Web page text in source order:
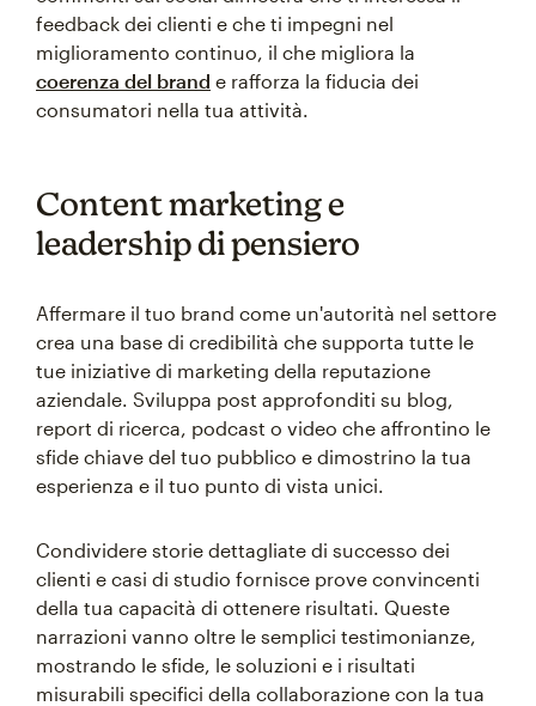
feedback dei clienti e che ti impegni nel
miglioramento continuo, il che migliora la
coerenza del brand e rafforza la fiducia dei
consumatori nella tua attività.
Content marketing e
leadership di pensiero
Affermare il tuo brand come un'autorità nel settore
crea una base di credibilità che supporta tutte le
tue iniziative di marketing della reputazione
aziendale. Sviluppa post approfonditi su blog,
report di ricerca, podcast o video che affrontino le
sfide chiave del tuo pubblico e dimostrino la tua
esperienza e il tuo punto di vista unici.
Condividere storie dettagliate di successo dei
clienti e casi di studio fornisce prove convincenti
della tua capacità di ottenere risultati. Queste
narrazioni vanno oltre le semplici testimonianze,
mostrando le sfide, le soluzioni e i risultati
misurabili specifici della collaborazione con la tua